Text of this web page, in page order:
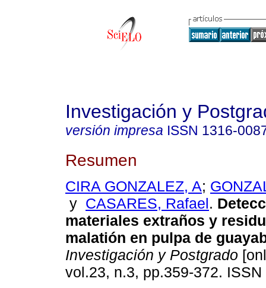
Investigación y
versión impresa ISSN 1316-
Resumen
CIRA GONZALEZ, A;
y CASARES, Rafael.
materiales extraños y
malatión en pulpa de
Investigación y Postgrado
vol.23, n.3, pp.359-372.